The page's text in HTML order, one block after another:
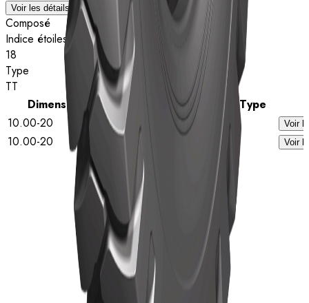
Voir les détails
Composé
Indice étoiles
18
Type
TT
Dimension
Indice étoiles
Type
10.00-20
16 TT Voir
10.00-20 TT Voir
Accueil
Pneus